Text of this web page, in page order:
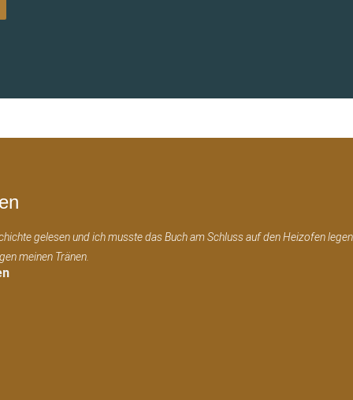
gelesen und ich musste das Buch am Schluss auf den Heizofen
meinen Tränen.